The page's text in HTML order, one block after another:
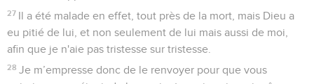
27 Il a été malade en effet, tout près de la mort, mais Dieu a
eu pitié de lui, et non seulement de lui mais aussi de moi,
afin que je n'aie pas tristesse sur tristesse.
28 Je m’empresse donc de le renvoyer pour que vous